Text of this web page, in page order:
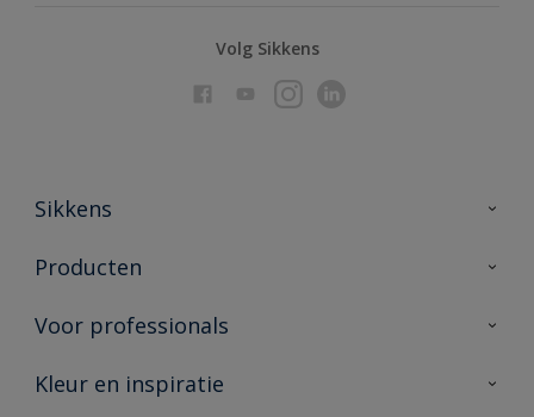
Volg Sikkens
Sikkens
Over Sikkens
Duurzaamheid
Producten
Producten voor binnen
Vind je verkooppunt
Voor professionals
Advies & service
Kleur en inspiratie